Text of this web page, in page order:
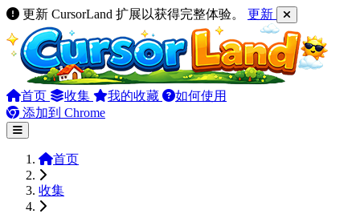
更新 CursorLand 扩展以获得完整体验。 更新
首页 收集 我的收藏
如何使用
添加到 Chrome
首页
收集